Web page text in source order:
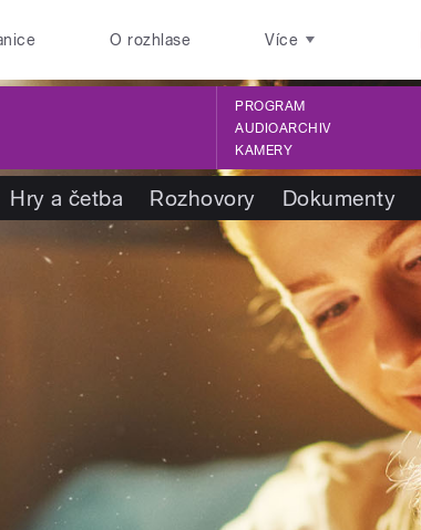
O rozhlase Více
PROGRAM
AUDIOARCHIV
KAMERY
Hry a četba Rozhovory Dokumenty